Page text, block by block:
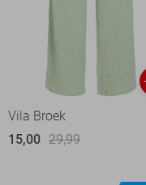
Vila Broek
15,00 29,99